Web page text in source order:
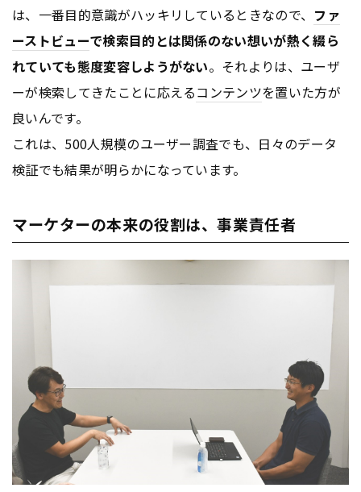
は、一番目的意識がハッキリしているときなので、 ファ
ーストビューで検索目的とは関係のない想いが熱く綴ら
れていても態度変容しようがない。それよりは、ユーザ
ーが検索してきたことに応えるコンテンツを置いた方が
良いんです。
これは、500人規模のユーザー調査でも、日々のデータ
検証でも結果が明らかになっています。
マーケターの本来の役割は、事業責任者